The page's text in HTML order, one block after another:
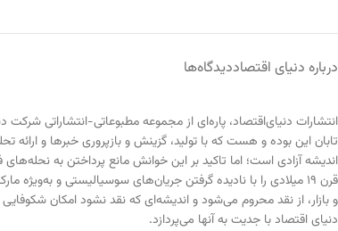
درباره دنیای اقتصاددیدگاه‌ها
انتشارات دنیای‌اقتصاد، پاره‌ای از مجموعه مطبوعاتی-انتشاراتی
تابان این بوده و هست که با تولید، گزینش و بازپروری خبرها و ارائه
اندیشه آزادی است؛ اما تاکید بر این خوانش مانع پرداختن به
قرن ۱۹ میلادی را با نادیده گرفتن جریان‌های سوسیالیستی و
و بازار، از نقد محروم می‌شود و اندیشه‌ای که نقد نشود امکان
دنیای اقتصاد با جدیت به آنها می‌پردازد.